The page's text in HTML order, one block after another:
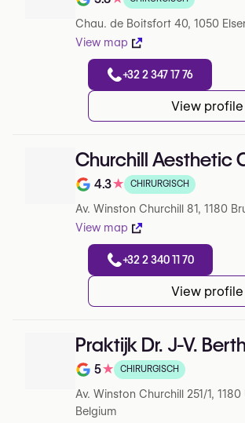
Note de 3.8 sur 5 sur Google
Chau. de Boitsfort 40, 1050
View map
+32 2 347 17 76
View profile
Churchill Aesthetic
Note de 4.3 sur 5 sur Google
4.3★ CHIRURGISCH
Av. Winston Churchill 81, 1180
View map
+32 2 340 11 70
View profile
Praktijk Dr. J-V.
Note de 5 sur 5 sur Google
5★ CHIRURGISCH
Av. Winston Churchill 251/1, 1180
Belgium